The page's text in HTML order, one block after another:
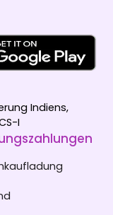
Indiens,
I